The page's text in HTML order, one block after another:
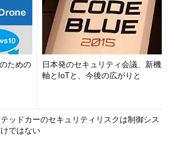
だろう。一方、IE8ではクラッシュ対策
セスが同時に実行されているため、IEの
ブ、そしてIEのプロセスは必ずしも1対1
ない。そのため、1つのタブを取り出し
から別のIEのウィンドウへ移動すること
難しくはないだろう。IE9ではこれが可
単である。タブの部分をマウスでドラ
置けば独立したIEのウィンドウ（とタ
かのIEのタブ列へドロップすれば、そこ
ための
日本発のセキュリティ会議、新機
軸とIoTと、今後の広がりと
ッドカーのセキュリティリスクは制御シス
ではない